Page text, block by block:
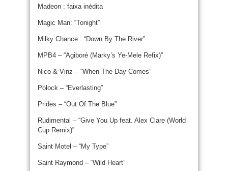
Madeon : faixa inédita
Magic Man: “Tonight”
Milky Chance : “Down By The River”
MPB4 – “Agiboré (Marky’s Ye-Mele Refix)”
Nico & Vinz – “When The Day Comes”
Polock – “Everlasting”
Prides – “Out Of The Blue”
Rudimental – “Give You Up feat. Alex Clare (World
Cup Remix)”
Saint Motel – “My Type”
Saint Raymond – “Wild Heart”